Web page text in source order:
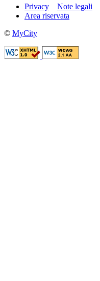
Privacy
Note legali
Area riservata
© MyCity